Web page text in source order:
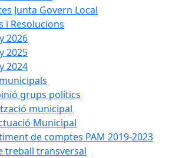
Junta Govern Local
i Resolucions
2026
2025
2024
grups polítics
municipal
Municipal
de comptes PAM 2019-2023
treball transversal